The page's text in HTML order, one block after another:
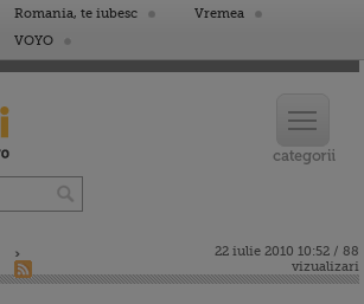
Romania, te iubesc
Vremea
VOYO
22 iulie 2010 10:52 / 88
vizualizari